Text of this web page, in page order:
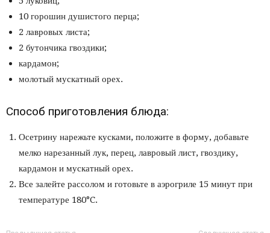
10 горошин душистого перца;
2 лавровых листа;
2 бутончика гвоздики;
кардамон;
молотый мускатный орех.
Способ приготовления блюда:
Осетрину нарежьте кусками, положите в форму, добавьте
мелко нарезанный лук, перец, лавровый лист, гвоздику,
кардамон и мускатный орех.
Все залейте рассолом и готовьте в аэрогриле 15 минут при
температуре 180°C.